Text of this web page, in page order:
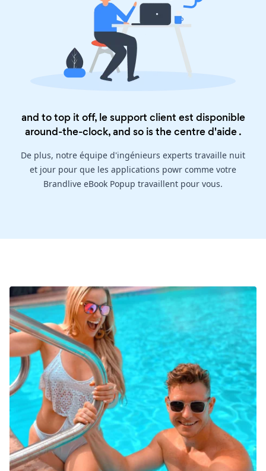
and to top it off, le support client est disponible
around-the-clock, and so is thecentre d'aide.
De plus, notre équipe d'ingénieurs experts travaille nuit
et jour pour que les applications powr comme votre
Brandlive eBook Popup travaillent pour vous.